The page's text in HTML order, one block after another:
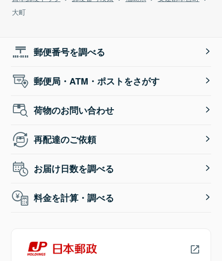
大町
郵便番号を調べる
郵便局・ATM・ポストをさがす
荷物のお問い合わせ
再配達のご依頼
お届け日数を調べる
料金を計算・調べる